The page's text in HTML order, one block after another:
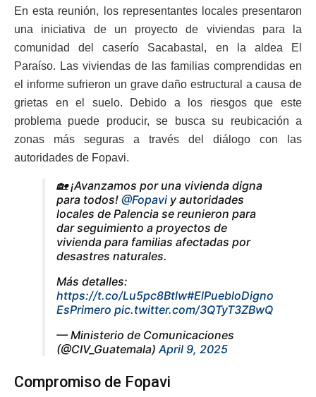
En esta reunión, los representantes locales presentaron
una iniciativa de un proyecto de viviendas para la
comunidad del caserío Sacabastal, en la aldea El
Paraíso. Las viviendas de las familias comprendidas en
el informe sufrieron un grave daño estructural a causa de
grietas en el suelo. Debido a los riesgos que este
problema puede producir, se busca su reubicación a
zonas más seguras a través del diálogo con las
autoridades de Fopavi.
🏡 ¡Avanzamos por una vivienda digna
para todos! @Fopavi y autoridades
locales de Palencia se reunieron para
dar seguimiento a proyectos de
vivienda para familias afectadas por
desastres naturales.
Más detalles:
https://t.co/Lu5pc8Btlw#ElPuebloDigno
EsPrimero pic.twitter.com/3QTyT3ZBwQ
— Ministerio de Comunicaciones
(@CIV_Guatemala) April 9, 2025
Compromiso de Fopavi